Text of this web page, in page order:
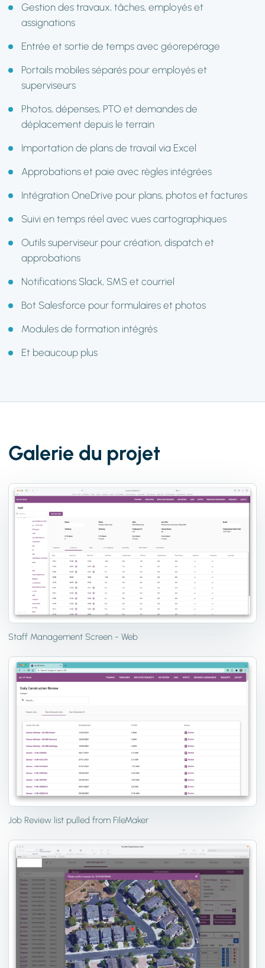
Gestion des travaux, tâches, employés et
assignations
Entrée et sortie de temps avec géorepérage
Portails mobiles séparés pour employés et
superviseurs
Photos, dépenses, PTO et demandes de
déplacement depuis le terrain
Importation de plans de travail via Excel
Approbations et paie avec règles intégrées
Intégration OneDrive pour plans, photos et factures
Suivi en temps réel avec vues cartographiques
Outils superviseur pour création, dispatch et
approbations
Notifications Slack, SMS et courriel
Bot Salesforce pour formulaires et photos
Modules de formation intégrés
Et beaucoup plus
Galerie du projet
Staff Management Screen - Web
Job Review list pulled from FileMaker